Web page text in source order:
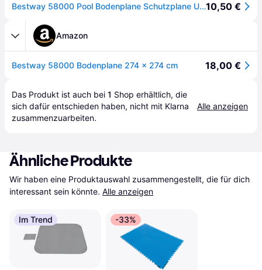
Bestway 58000 Pool Bodenplane Schutzplane Unterlegmatte Swimmingpool 274x274cm10,50 €
Amazon
Bestway 58000 Bodenplane 274 x 274 cm 18,00 €
Das Produkt ist auch bei 1 Shop erhältlich, die
sich dafür entschieden haben, nicht mit Klarna
zusammenzuarbeiten.
Alle anzeigen
Ähnliche Produkte
Wir haben eine Produktauswahl zusammengestellt, die für dich
interessant sein könnte. Alle anzeigen
Im Trend -33%